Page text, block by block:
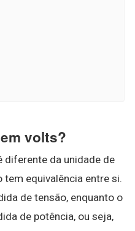
volts?
diferente da unidade de
tem equivalência entre si.
de tensão, enquanto o
de potência, ou seja,